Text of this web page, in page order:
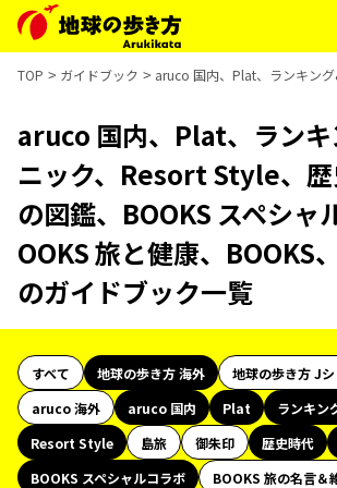
TOP ガイドブック aruco 国内、Plat、ランキン
aruco 国内、Plat、ランキ
ニック、Resort Style、
の図鑑、BOOKS スペシャ
OOKS 旅と健康、BOOKS
のガイドブック一覧
すべて 地球の歩き方 海外
地球の歩き方 Jシ
aruco 海外
aruco 国内 Plat
ランキン
Resort Style
島旅 御朱印 歴史時代
BOOKS スペシャルコラボ
BOOKS 旅の名言＆